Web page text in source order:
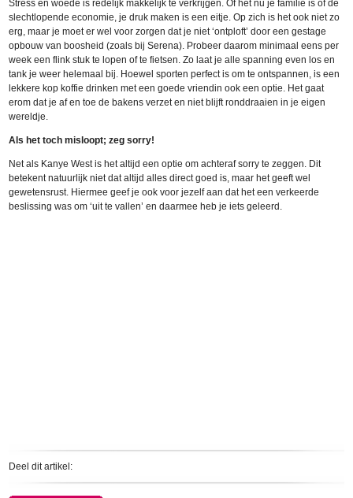
Stress en woede is redelijk makkelijk te verkrijgen. Of het nu je familie is of de
slechtlopende economie, je druk maken is een eitje. Op zich is het ook niet zo
erg, maar je moet er wel voor zorgen dat je niet ‘ontploft’ door een gestage
opbouw van boosheid (zoals bij Serena). Probeer daarom minimaal eens per
week een flink stuk te lopen of te fietsen. Zo laat je alle spanning even los en
tank je weer helemaal bij. Hoewel sporten perfect is om te ontspannen, is een
lekkere kop koffie drinken met een goede vriendin ook een optie. Het gaat
erom dat je af en toe de bakens verzet en niet blijft ronddraaien in je eigen
wereldje.
Als het toch misloopt; zeg sorry!
Net als Kanye West is het altijd een optie om achteraf sorry te zeggen. Dit
betekent natuurlijk niet dat altijd alles direct goed is, maar het geeft wel
gewetensrust. Hiermee geef je ook voor jezelf aan dat het een verkeerde
beslissing was om ‘uit te vallen’ en daarmee heb je iets geleerd.
Deel dit artikel: